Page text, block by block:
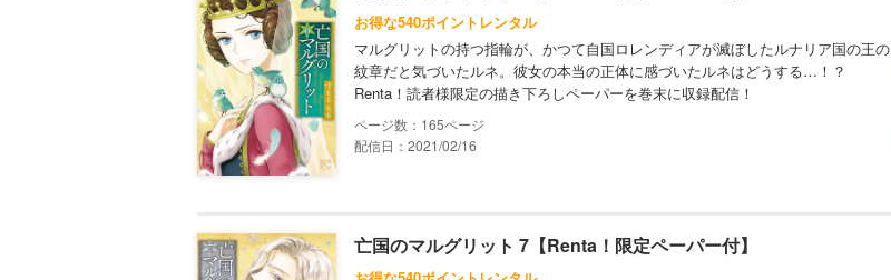
お得な540ポイントレンタル
マルグリットの持つ指輪が、かつて自国ロレンディアが滅ぼしたルナリア国の王の
紋章だと気づいたルネ。彼女の本当の正体に感づいたルネはどうする…！？
Renta！読者様限定の描き下ろしペーパーを巻末に収録配信！
165
配信日：2021/02/16
亡国のマルグリット 7【Renta！限定ペーパー付】